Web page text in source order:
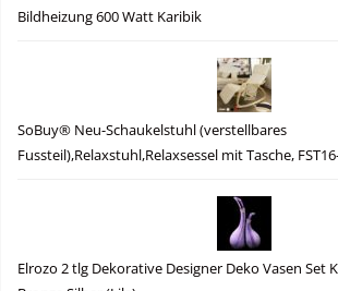
Bildheizung 600 Watt Karibik
SoBuy® Neu-Schaukelstuhl (verstellbares
Fussteil),Relaxstuhl,Relaxsessel mit Tasche,
Elrozo 2 tlg Dekorative Designer Deko Vasen Set